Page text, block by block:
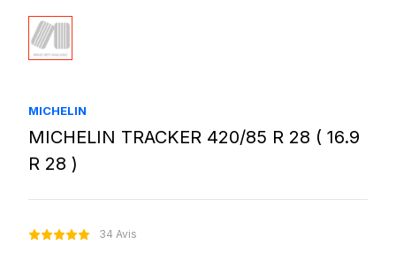
MICHELIN
MICHELIN TRACKER 420/85 R 28 ( 16.9
R 28 )
34 Avis